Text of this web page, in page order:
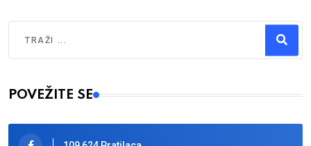
Type 2 or more characters for results.
POVEŽITE SE